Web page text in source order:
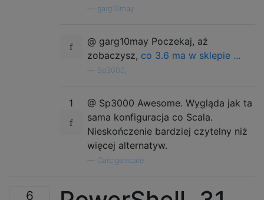
garg10may
@ garg10may Poczekaj, aż
zobaczysz, co 3.6 ma w sklepie ...
Sp3000,
1
@ Sp3000 Awesome. Wygląda jak ta
sama konfiguracja co Scala.
Nieskończenie bardziej czytelny niż
więcej alternatyw.
Carcigenicate
6